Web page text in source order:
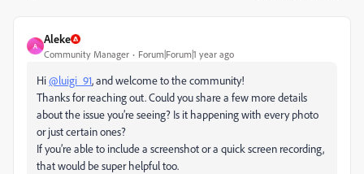
A
Aleke
Community Manager Forum|Forum|1 year ago
Hi@luigi_91, and welcome to the community!
Thanks for reaching out. Could you share a few more details
about the issue you’re seeing? Is it happening with every photo
or just certain ones?
If you’re able to include a screenshot or a quick screen recording,
that would be super helpful too.